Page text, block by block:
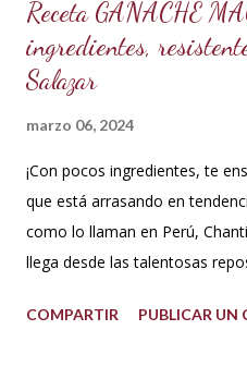
Receta GANACHE
ingredientes,
Salazar
marzo 06, 2024
¡Con pocos ingredientes, te
que está arrasando en
como lo llaman en Perú,
llega desde las talentosas
propiedad de solidificarse al
COMPARTIR PUBLICAR UN